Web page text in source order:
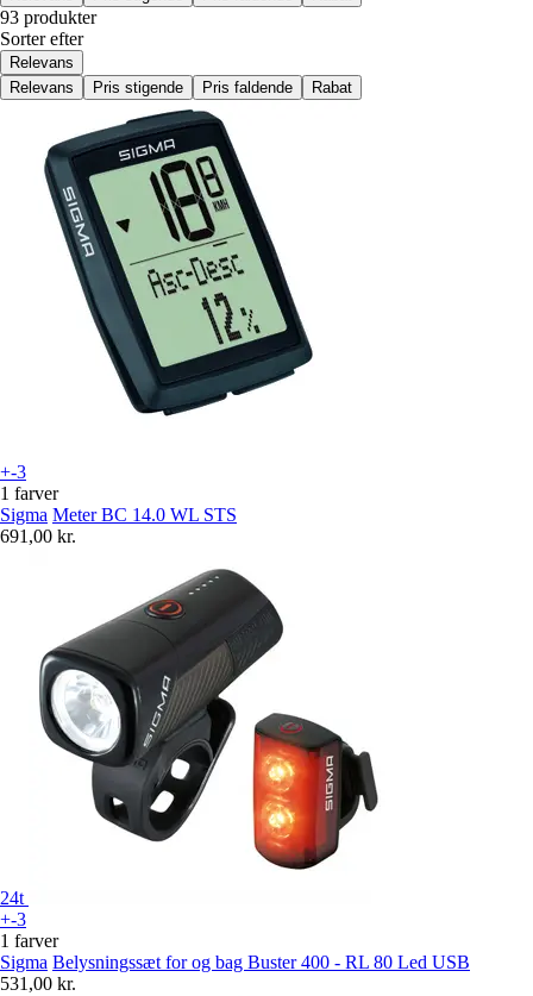
93 produkter
Sorter efter
Relevans
Relevans
Pris stigende Pris faldende Rabat
+-3
1 farver
Sigma Meter BC 14.0 WL STS
691,00 kr.
24t
+-3
1 farver
Sigma Belysningssæt for og bag Buster 400 - RL 80 Led USB
531,00 kr.